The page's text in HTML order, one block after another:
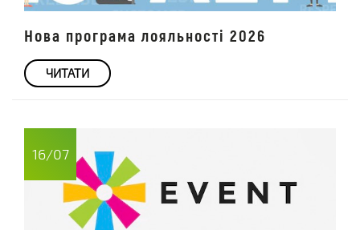
Нова програма лояльності 2026
ЧИТАТИ
16/07